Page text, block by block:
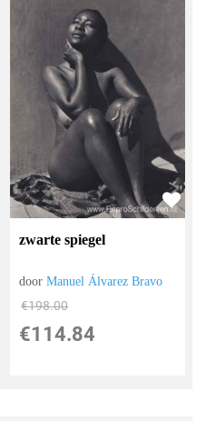
zwarte spiegel
doorManuel Álvarez Bravo
€198.00
€114.84